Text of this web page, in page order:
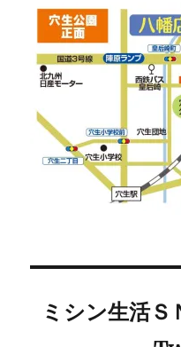
ミシン生活